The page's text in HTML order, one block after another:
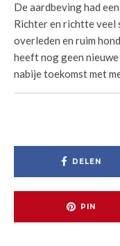
De aardbeving had
Richter en richtte veel
overleden en ruim
heeft nog geen
nabije toekomst met
DELEN
PIN